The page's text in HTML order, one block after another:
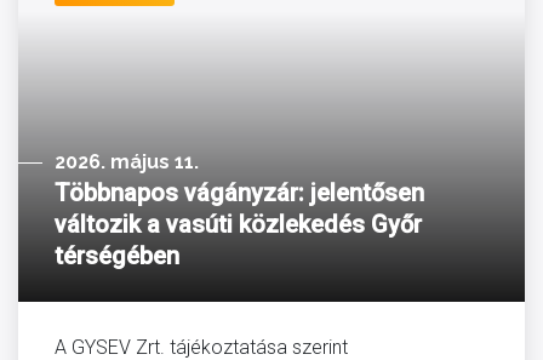
2026. május 11.
Többnapos vágányzár: jelentősen
változik a vasúti közlekedés Győr
térségében
A GYSEV Zrt. tájékoztatása szerint